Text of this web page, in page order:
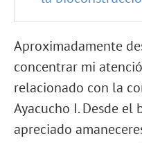
Aproximadamente
concentrar mi
relacionado con la
Ayacucho I. Desde
apreciado